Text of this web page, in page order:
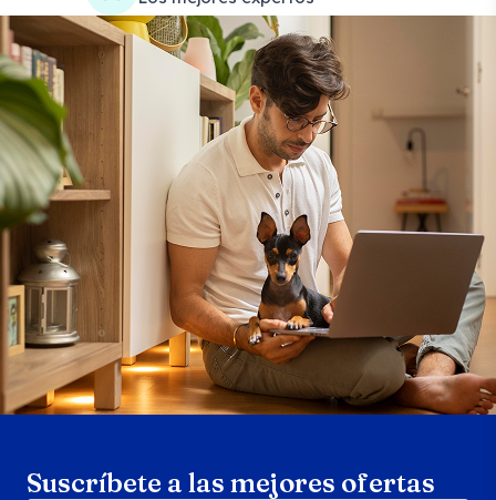
Suscríbete a las mejores ofertas
Search products